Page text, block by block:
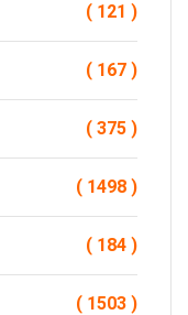
( 121 )
( 167 )
( 375 )
( 1498 )
( 184 )
( 1503 )